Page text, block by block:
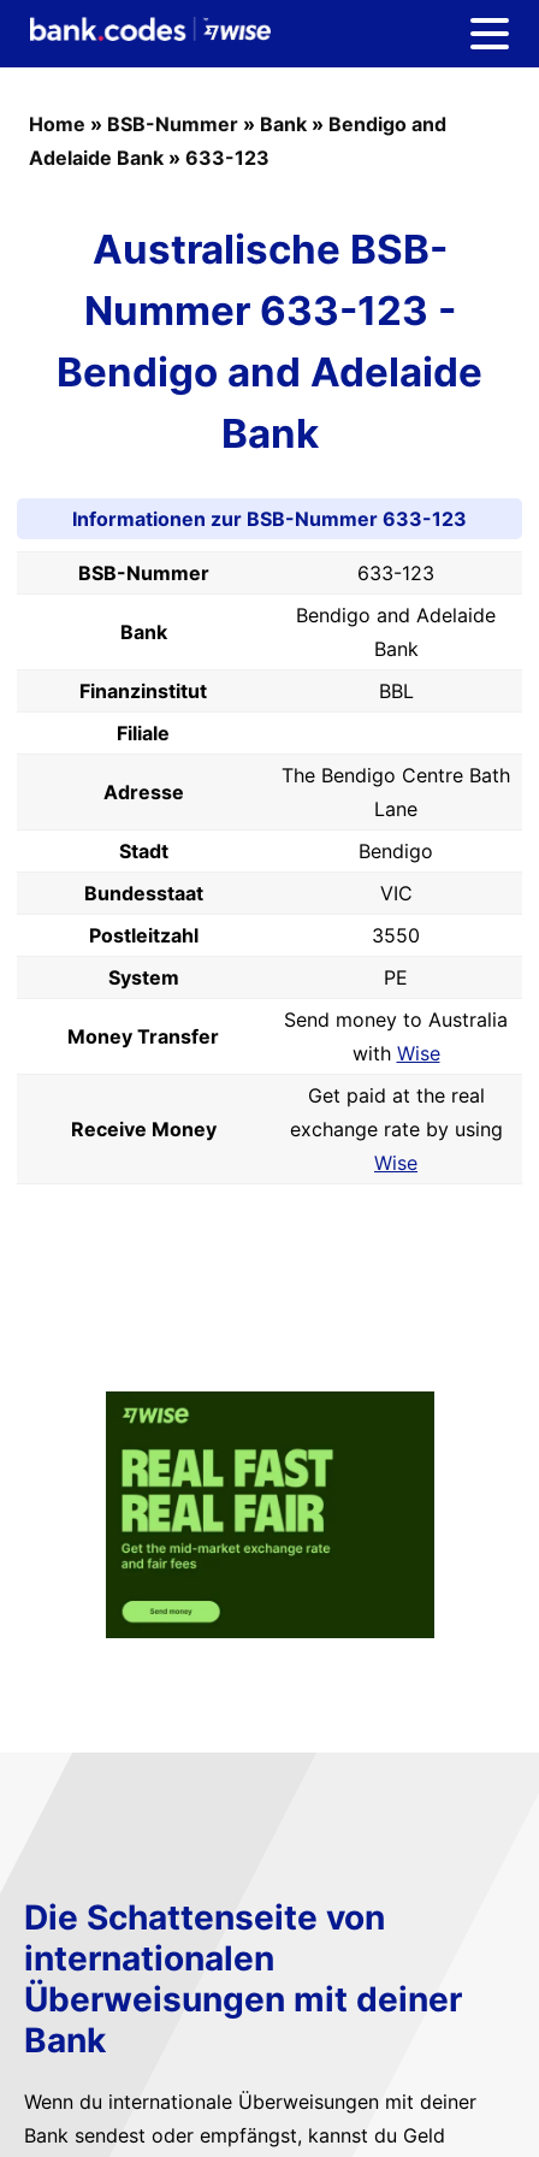
Home » BSB-Nummer » Bank » Bendigo and
Adelaide Bank » 633-123
Australische BSB-
Nummer 633-123 -
Bendigo and Adelaide
Bank
Informationen zur BSB-Nummer 633-123
BSB-Nummer 633-123
Bank
Bendigo and Adelaide
Bank
Finanzinstitut
BBL
Filiale
Adresse
The Bendigo Centre Bath
Lane
Stadt
Bendigo
Bundesstaat
VIC
Postleitzahl
3550
System
PE
Money Transfer
Send money to Australia
with Wise
Receive Money
Get paid at the real
exchange rate by using
Wise
Die Schattenseite von
internationalen
Überweisungen mit deiner
Bank
Wenn du internationale Überweisungen mit deiner
Bank sendest oder empfängst, kannst du Geld